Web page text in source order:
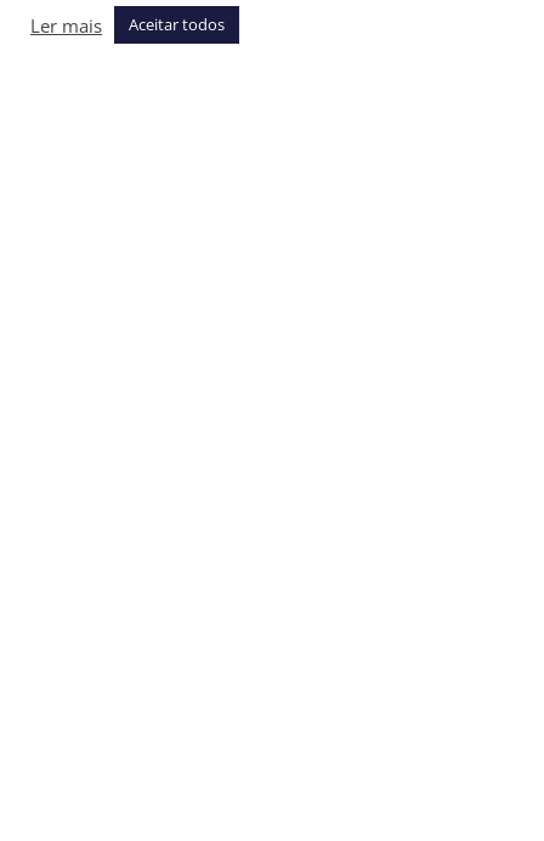
disponível, é dever constitucional inegociável a ser
perseguido permanentemente por todos os cidadãos.
Ler mais
Aceitar todos